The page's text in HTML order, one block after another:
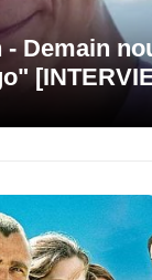
- Demain